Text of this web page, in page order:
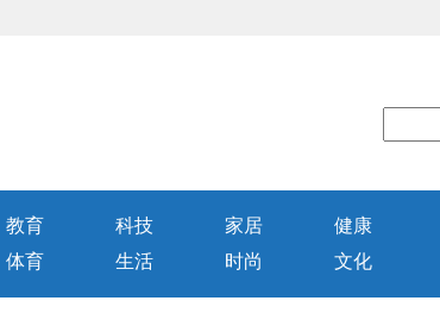
教育 科技 家居 健康
体育 生活 时尚 文化